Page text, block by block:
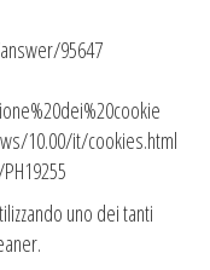
95647
10.00/it/cookies.html
uno dei tanti